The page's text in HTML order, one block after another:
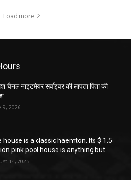
Load more
चैनल नाइटमेयर सर्वाइवर की लापता पिता की
9, 2026
house is a classic haemton. Its $ 1.5
pink pool house is anything but.
14, 2025